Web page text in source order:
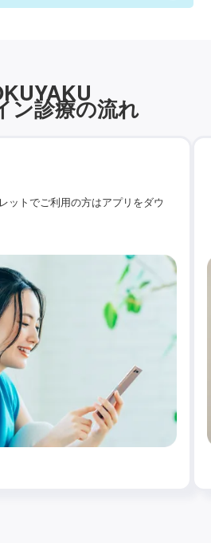
ン診療の流れ
ットでご利用の方はアプリをダウ